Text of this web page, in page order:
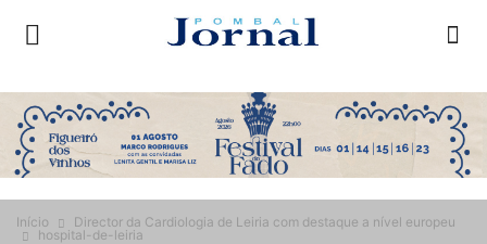
Início
Director da Cardiologia de Leiria com destaque a nível europeu
hospital-de-leiria